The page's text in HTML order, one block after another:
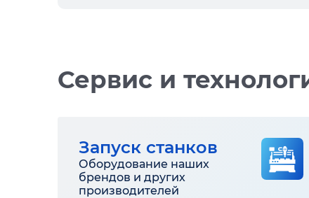
Сервис и
Запуск станков
Оборудование наших
брендов и других
производителей